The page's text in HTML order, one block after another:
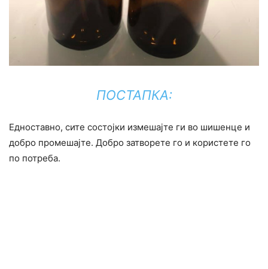
ПОСТАПКА:
Едноставно, сите состојки измешајте ги во шишенце и
добро промешајте. Добро затворете го и користете го
по потреба.